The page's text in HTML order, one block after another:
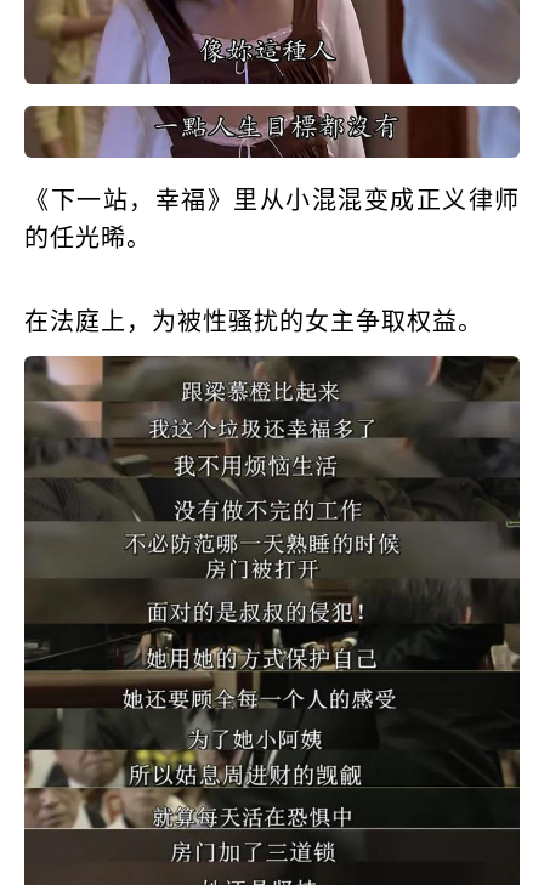
《下一站，幸福》里从小混混变成正义律师
的任光晞。
在法庭上，为被性骚扰的女主争取权益。